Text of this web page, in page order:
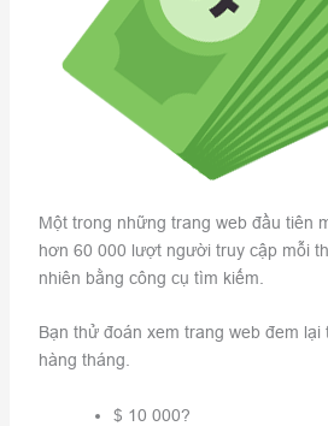
Một trong những trang web đầu tiên
hơn 60 000 lượt người truy cập mỗi
nhiên bằng công cụ tìm kiếm.
Bạn thử đoán xem trang web đem lại
hàng tháng.
$ 10 000?